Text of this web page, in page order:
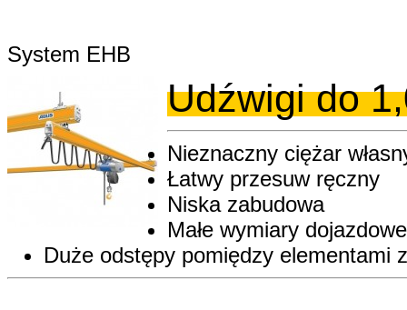
System EHB
Udźwigi do
Nieznaczny ciężar
Łatwy przesuw ręczny
Niska zabudowa
Małe wymiary
Duże odstępy pomiędzy elementami